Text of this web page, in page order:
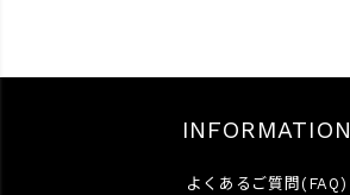
INFORMATION
よくあるご質問(FAQ)